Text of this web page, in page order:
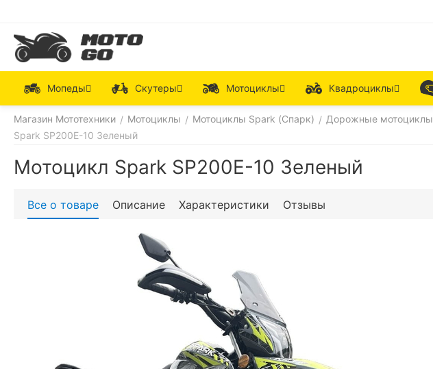
Мопеды Скутеры Мотоциклы Квадроциклы
Магазин Мототехники / Мотоциклы / Мотоциклы Spark (Спарк) / Дорожные мотоциклы
Spark SP200E-10 Зеленый
Мотоцикл Spark SP200E-10 Зеленый
Все о товаре Описание Характеристики Отзывы